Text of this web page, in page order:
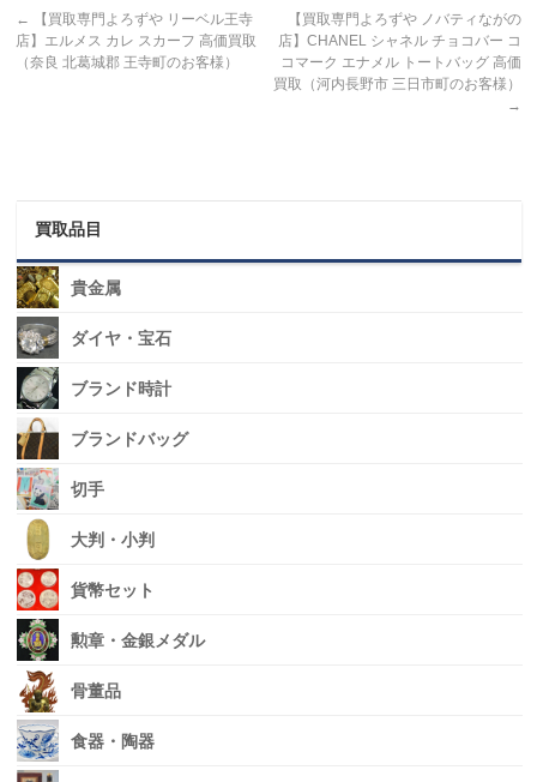
←
【買取専門よろずや リーベル王寺
店】エルメス カレ スカーフ 高価買取
（奈良 北葛城郡 王寺町のお客様）
【買取専門よろずや ノバティながの
店】CHANEL シャネル チョコバー コ
コマーク エナメル トートバッグ 高価
買取（河内長野市 三日市町のお客様）
→
買取品目
貴金属
ダイヤ・宝石
ブランド時計
ブランドバッグ
切手
大判・小判
貨幣セット
勲章・金銀メダル
骨董品
食器・陶器